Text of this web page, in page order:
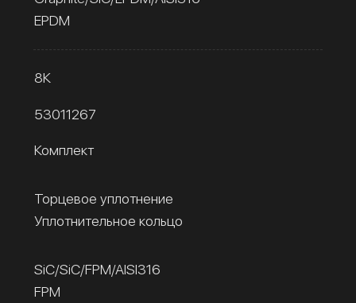
EPDM
8К
53011267
Комплект
Торцевое уплотнение
Уплотнительное кольцо
SiC/SiC/FPM/AISI316
FPM